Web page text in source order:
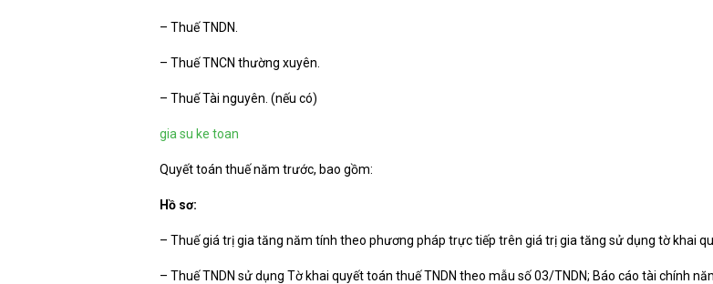
– Thuế TNDN.
– Thuế TNCN thường xuyên.
– Thuế Tài nguyên. (nếu có)
gia su ke toan
Quyết toán thuế năm trước, bao gồm:
Hồ sơ:
– Thuế giá trị gia tăng năm tính theo phương pháp trực tiếp trên giá trị gia tăng sử dụng tờ khai
– Thuế TNDN sử dụng Tờ khai quyết toán thuế TNDN theo mẫu số 03/TNDN; Báo cáo tài chính